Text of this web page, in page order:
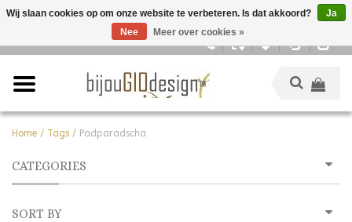
Home / Tags / Padparadscha
CATEGORIES
SORT BY
Wij slaan cookies op om onze website te verbeteren. Is dat akkoord?
Ja
Nee
Meer over cookies »